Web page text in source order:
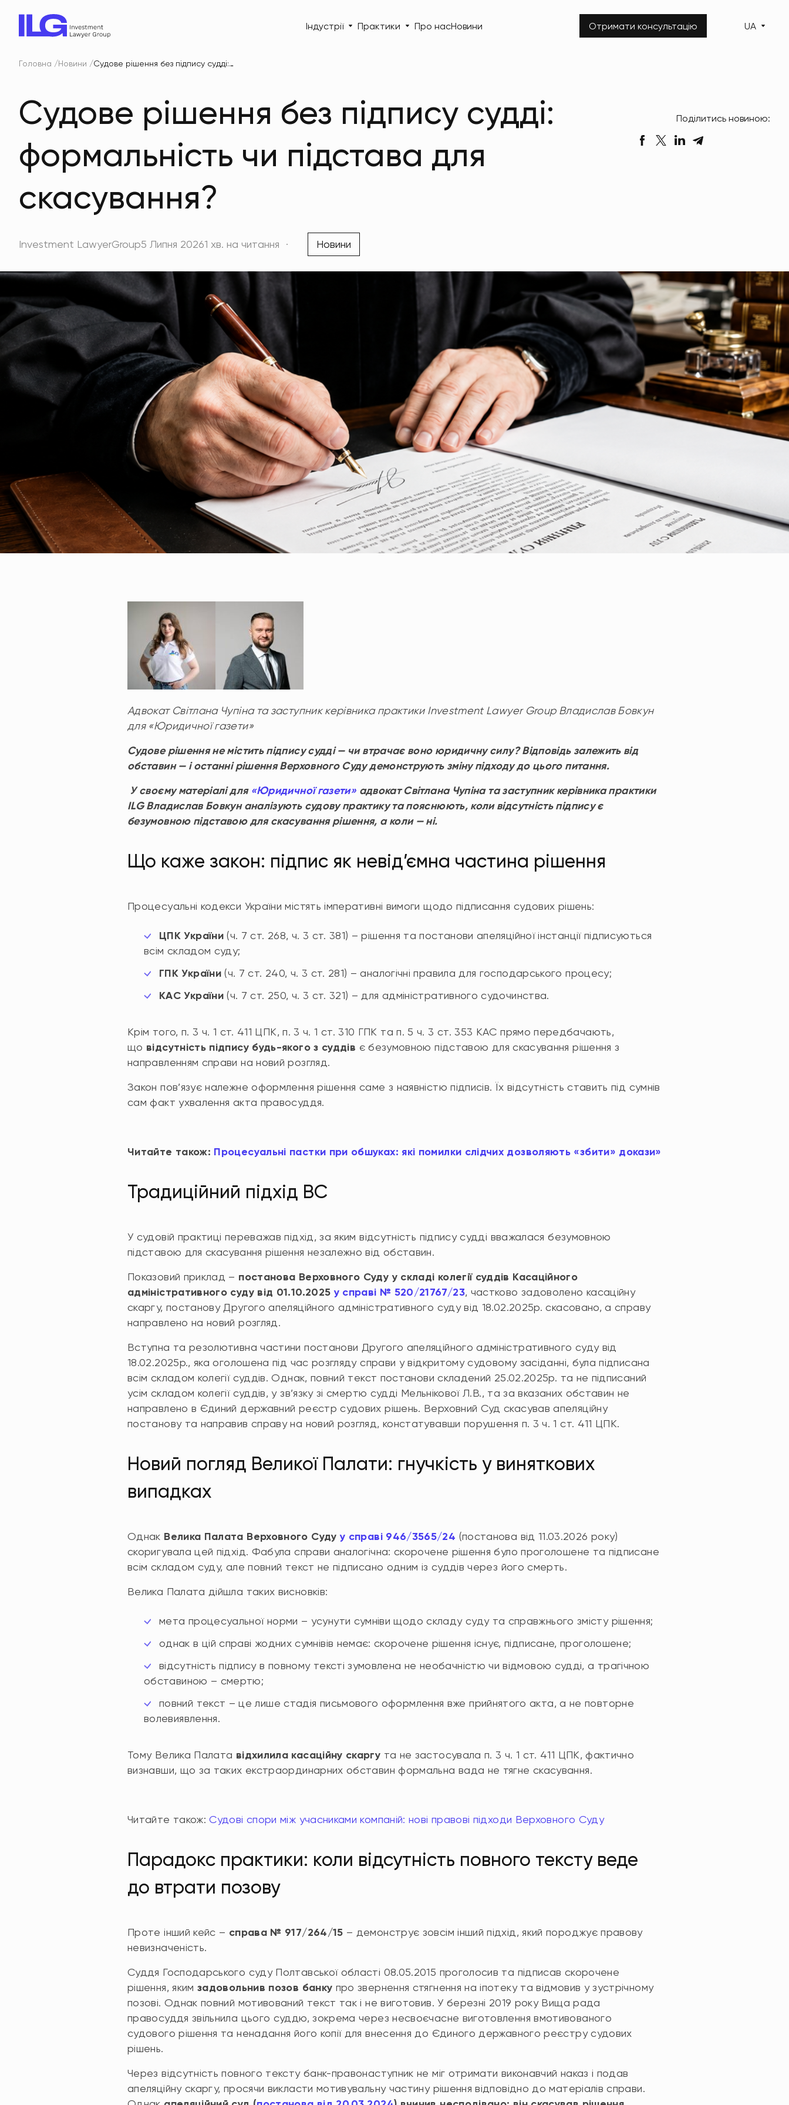
Індустрії Практики Про насНовини Отримати консультацію UA
Головна Новини Судове рішення без підпису судді: формальність чи підстава для скасування?
Судове рішення без підпису судді:
формальність чи підстава для
скасування?
Поділитись новиною:
Investment LawyerGroup5 Липня 20261 хв. на читання Новини
Адвокат Світлана Чупіна та заступник керівника практики Investment Lawyer Group Владислав Бовкун
для «Юридичної газети»
Судове рішення не містить підпису судді — чи втрачає воно юридичну силу? Відповідь залежить від
обставин — і останні рішення Верховного Суду демонструють змінупідходу до цього питання.
У своєму матеріалі для «Юридичної газети» адвокат Світлана Чупіна та заступник керівника практики
ILG Владислав Бовкун аналізують судову практику та пояснюють, коли відсутність підпису є
безумовною підставою для скасування рішення, а коли — ні.
Що каже закон: підпис як невід’ємна частина рішення
Процесуальні кодекси України містять імперативні вимоги щодо підписання судових рішень:
ЦПК України(ч. 7 ст. 268, ч. 3 ст. 381) – рішення та постанови апеляційної інстанції підписуються
всім складом суду;
ГПК України(ч. 7 ст. 240, ч. 3 ст. 281) – аналогічні правила для господарського процесу;
КАС України(ч. 7 ст. 250, ч. 3 ст. 321) – для адміністративного судочинства.
Крім того, п. 3 ч. 1 ст. 411 ЦПК, п. 3 ч. 1 ст. 310 ГПК та п. 5 ч. 3 ст. 353 КАС прямо передбачають,
що відсутність підпису будь-якого з суддів є безумовною підставою для скасування рішення з
направленням справи на новий розгляд.
Закон пов’язує належне оформлення рішення саме з наявністю підписів. Їх відсутність ставить під сумнів
сам факт ухвалення акта правосуддя.
Читайте також: Процесуальні пастки при обшуках: які помилки слідчих дозволяють «збити» докази»
Традиційний підхід ВС
У судовій практиці переважав підхід, за яким відсутність підпису судді вважалася безумовною
підставою для скасування рішення незалежно від обставин.
Показовий приклад – постанова Верховного Суду у складі колегії суддів Касаційного
адміністративного суду від 01.10.2025у справі № 520/21767/23, частково задоволено касаційну
скаргу, постанову Другого апеляційного адміністративного суду від 18.02.2025р. скасовано, а справу
направлено на новий розгляд.
Вступна та резолютивна частини постанови Другого апеляційного адміністративного суду від
18.02.2025р., яка оголошена під час розгляду справи у відкритому судовому засіданні, була підписана
всім складом колегії суддів. Однак, повний текст постанови складений 25.02.2025р. та не підписаний
усім складом колегії суддів, у зв’язку зі смертю судді Мельнікової Л.В., та за вказаних обставин не
направлено в Єдиний державний реєстр судових рішень. Верховний Суд скасував апеляційну
постанову та направив справу на новий розгляд, констатувавши порушення п. 3 ч. 1 ст. 411 ЦПК.
Новий погляд Великої Палати: гнучкість у виняткових
випадках
Однак Велика Палата Верховного Судуу справі 946/3565/24 (постанова від 11.03.2026 року)
скоригувала цей підхід. Фабула справи аналогічна: скорочене рішення було проголошене та підписане
всім складом суду, але повний текст не підписано одним із суддів через його смерть.
Велика Палата дійшла таких висновків:
мета процесуальної норми – усунути сумніви щодо складу суду та справжнього змісту рішення;
однак в цій справі жодних сумнівів немає: скорочене рішення існує, підписане, проголошене;
відсутність підпису в повному тексті зумовлена не необачністю чи відмовою судді, а трагічною
обставиною – смертю;
повний текст – це лише стадія письмового оформлення вже прийнятого акта, а не повторне
волевиявлення.
Тому Велика Палата відхилила касаційну скаргу та не застосувала п. 3 ч. 1 ст. 411 ЦПК, фактично
визнавши, що за таких екстраординарних обставин формальна вада не тягне скасування.
Читайте також:Судові спори між учасниками компаній: нові правові підходи Верховного Суду
Парадокс практики: коли відсутність повного тексту веде
до втрати позову
Проте інший кейс – справа № 917/264/15 – демонструє зовсім інший підхід, який породжує правову
невизначеність.
Суддя Господарського суду Полтавської області 08.05.2015 проголосив та підписав скорочене
рішення, якимзадовольнив позов банку про звернення стягнення на іпотеку та відмовив у зустрічному
позові. Однак повний мотивований текст так і не виготовив. У березні 2019 року Вища рада
правосуддя звільнила цього суддю, зокрема через несвоєчасне виготовлення вмотивованого
судового рішення та ненадання його копії для внесення до Єдиного державного реєстру судових
рішень.
Через відсутність повного тексту банк-правонаступник не міг отримати виконавчий наказ і подав
апеляційну скаргу, просячи викласти мотивувальну частину рішення відповідно до матеріалів справи.